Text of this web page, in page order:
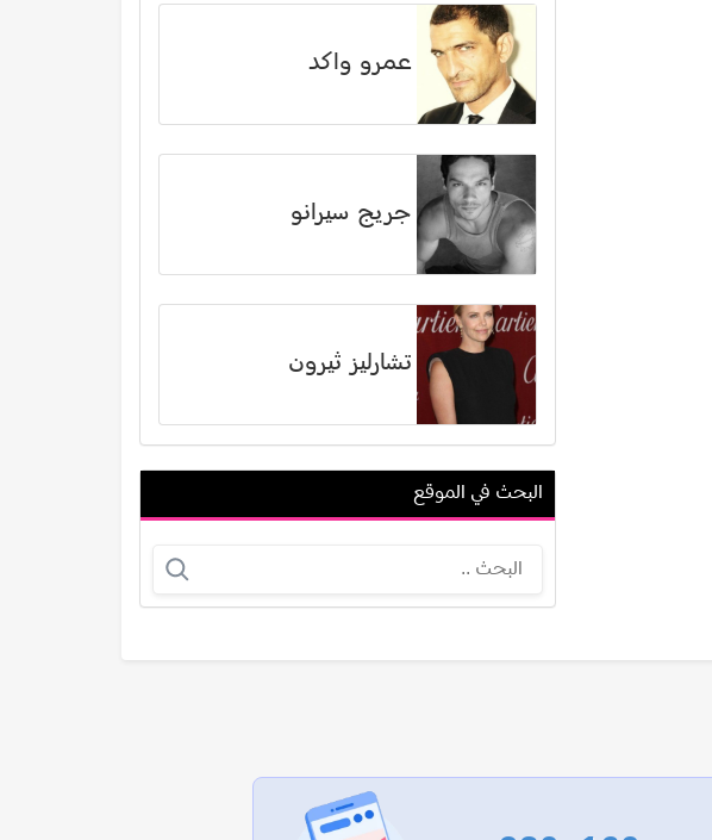
عمرو واكد
جريج سيرانو
تشارليز ثيرون
دومينيك حوراني
عرض الكل
البحث في الموقع